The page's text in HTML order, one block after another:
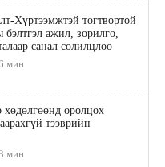
Хүртээмжтэй тогтвортой
бэлтгэл ажил, зорилго,
санал солилцлоо
мин
оролцох
тээврийн
мин